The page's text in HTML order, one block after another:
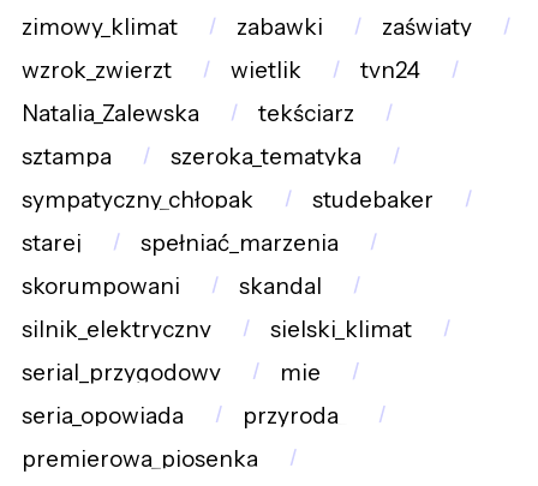
zimowy_klimat
zabawki
zaświaty
wzrok_zwierzt
wietlik
tvn24
Natalia_Zalewska
tekściarz
sztampa
szeroka_tematyka
sympatyczny_chłopak
studebaker
starej
spełniać_marzenia
skorumpowani
skandal
silnik_elektryczny
sielski_klimat
serial_przygodowy
mie
seria_opowiada
przyroda_
premierowa_piosenka